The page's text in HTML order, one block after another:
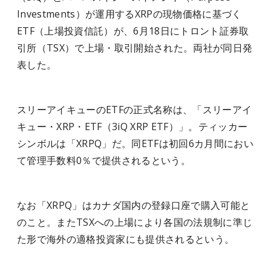
Investments）が運用するXRPの現物価格に基づく
ETF（上場投資信託）が、6月18日にトロント証券取
引所（TSX）で上場・取引開始された。両社が同日発
表した。
スリーアイキューのETFの正式名称は、「スリーアイ
キュー・XRP・ETF（3iQ XRP ETF）」。ティッカー
シンボルは「XRPQ」だ。同ETFは初回6カ月間におい
て管理手数料0％で提供されるという。
なお「XRPQ」はカナダ国内の登録口座で購入可能と
のこと。またTSXへの上場により各国の法規制に準じ
た形で海外の適格投資家にも提供されるという。